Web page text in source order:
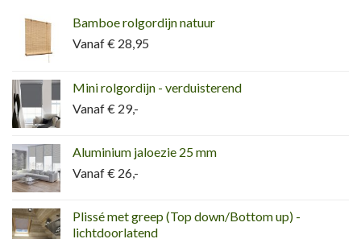
Bamboe rolgordijn natuur
Vanaf € 28,95
Mini rolgordijn - verduisterend
Vanaf € 29,-
Aluminium jaloezie 25 mm
Vanaf € 26,-
Plissé met greep (Top down/Bottom up) -
lichtdoorlatend